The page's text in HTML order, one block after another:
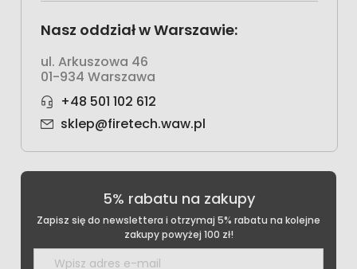
Nasz oddział w Warszawie:
ul. Arkuszowa 46
01-934 Warszawa
+48 501 102 612
sklep@firetech.waw.pl
5% rabatu na zakupy
Zapisz się do newslettera i otrzymaj 5% rabatu na kolejne
zakupy powyżej 100 zł!